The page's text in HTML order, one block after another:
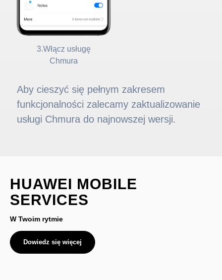
3.Włącz usługę
Chmura
Aby cieszyć się pełnym zakresem
funkcjonalności zalecamy zaktualizowanie
usługi Chmura do najnowszej wersji.
HUAWEI MOBILE
SERVICES
W Twoim rytmie
Dowiedz się więcej